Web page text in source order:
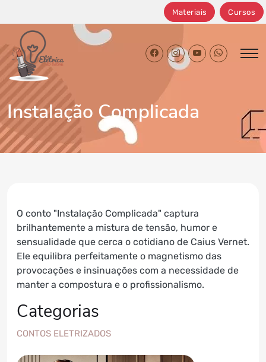
facebook Elétrica do Batom
instagram Elétrica do
youtube Elétrica
whatsapp
Materiais Cursos
Instalação Complicada
O conto "Instalação Complicada" captura
brilhantemente a mistura de tensão, humor e
sensualidade que cerca o cotidiano de Caius Vernet.
Ele equilibra perfeitamente o magnetismo das
provocações e insinuações com a necessidade de
manter a compostura e o profissionalismo.
Categorias
CONTOS ELETRIZADOS